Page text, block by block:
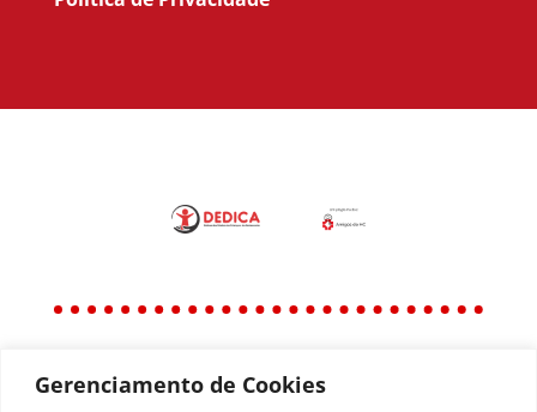
Gerenciamento de Cookies
Política